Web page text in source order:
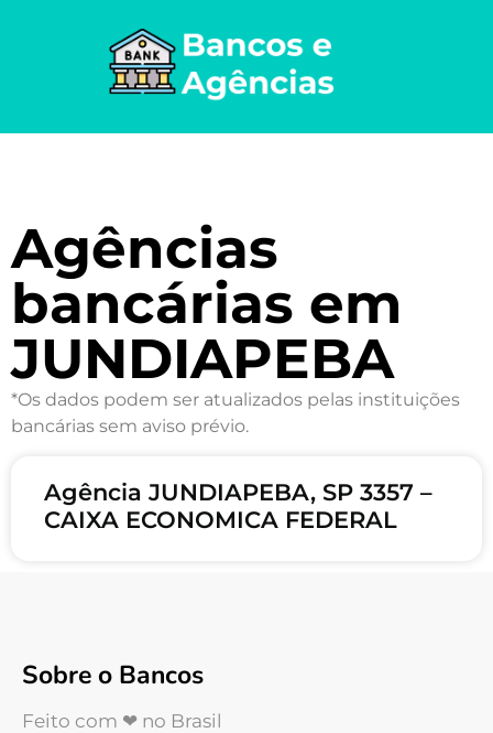
Agências
bancárias em
JUNDIAPEBA
*Os dados podem ser atualizados pelas instituições
bancárias sem aviso prévio.
Agência JUNDIAPEBA, SP 3357 –
CAIXA ECONOMICA FEDERAL
Sobre o Bancos
Feito com ❤ no Brasil